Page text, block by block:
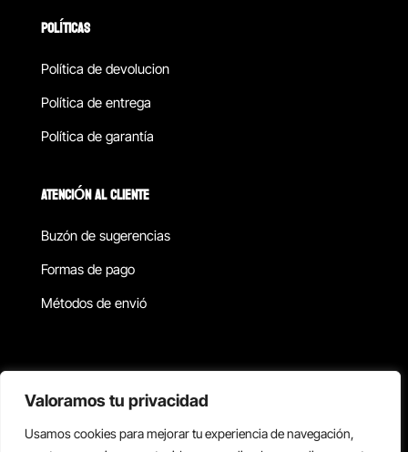
Valoramos tu privacidad
Usamos cookies para mejorar tu experiencia de navegación,
POLÍTICAS
Política de devolucion
Política de entrega
Política de garantía
ATENCIÓN AL CLIENTE
Buzón de sugerencias
Formas de pago
Métodos de envió
Copyright © 2026 Reisix. Todos los derechos reservados.